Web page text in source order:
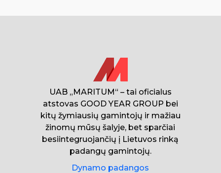
UAB „MARITUM“ – tai oficialus
atstovas GOOD YEAR GROUP bei
kitų žymiausių gamintojų ir mažiau
žinomų mūsų šalyje, bet sparčiai
besiintegruojančių į Lietuvos rinką
padangų gamintojų.
Dynamo padangos